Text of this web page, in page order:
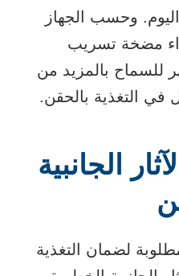
وحسب الجهاز
مضخة تسريب
للسماح بالمزيد من
في التغذية بالحقن.
الجانبية
لضمان التغذية